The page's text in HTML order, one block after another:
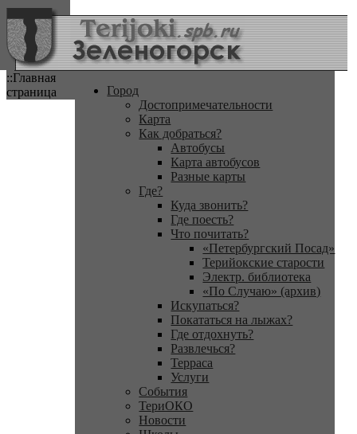
::Главная
страница
Город
Достопримечательности
Карта
Как добраться?
Автобусы
Карта автобусов
Разные карты
Где?
Куда звонить?
Где поесть?
Что почитать?
«Петербургский Посад»
Терийокские старости
Электр. библиотека
«По Случаю» (архив)
Искупаться?
Покататься на лыжах?
Где отдохнуть?
Развлечься?
Терраса
Услуги
События
ТериОКО
Новости